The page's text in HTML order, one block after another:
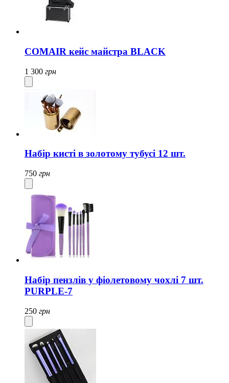
COMAIR кейс майстра BLACK
1 300 грн
Набір кисті в золотому тубусі 12 шт.
750 грн
Набір пензлів у фіолетовому чохлі 7 шт.
PURPLE-7
250 грн